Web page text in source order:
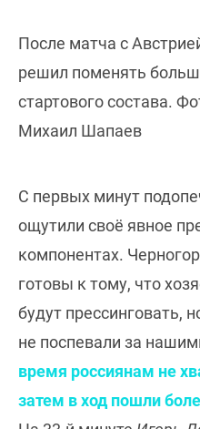
После матча с
решил поменять
стартового состава.
Михаил Шапаев
С первых минут
ощутили своё явное
компонентах.
готовы к тому, что
будут прессинговать,
не поспевали за
время россиянам не
затем в ход пошли